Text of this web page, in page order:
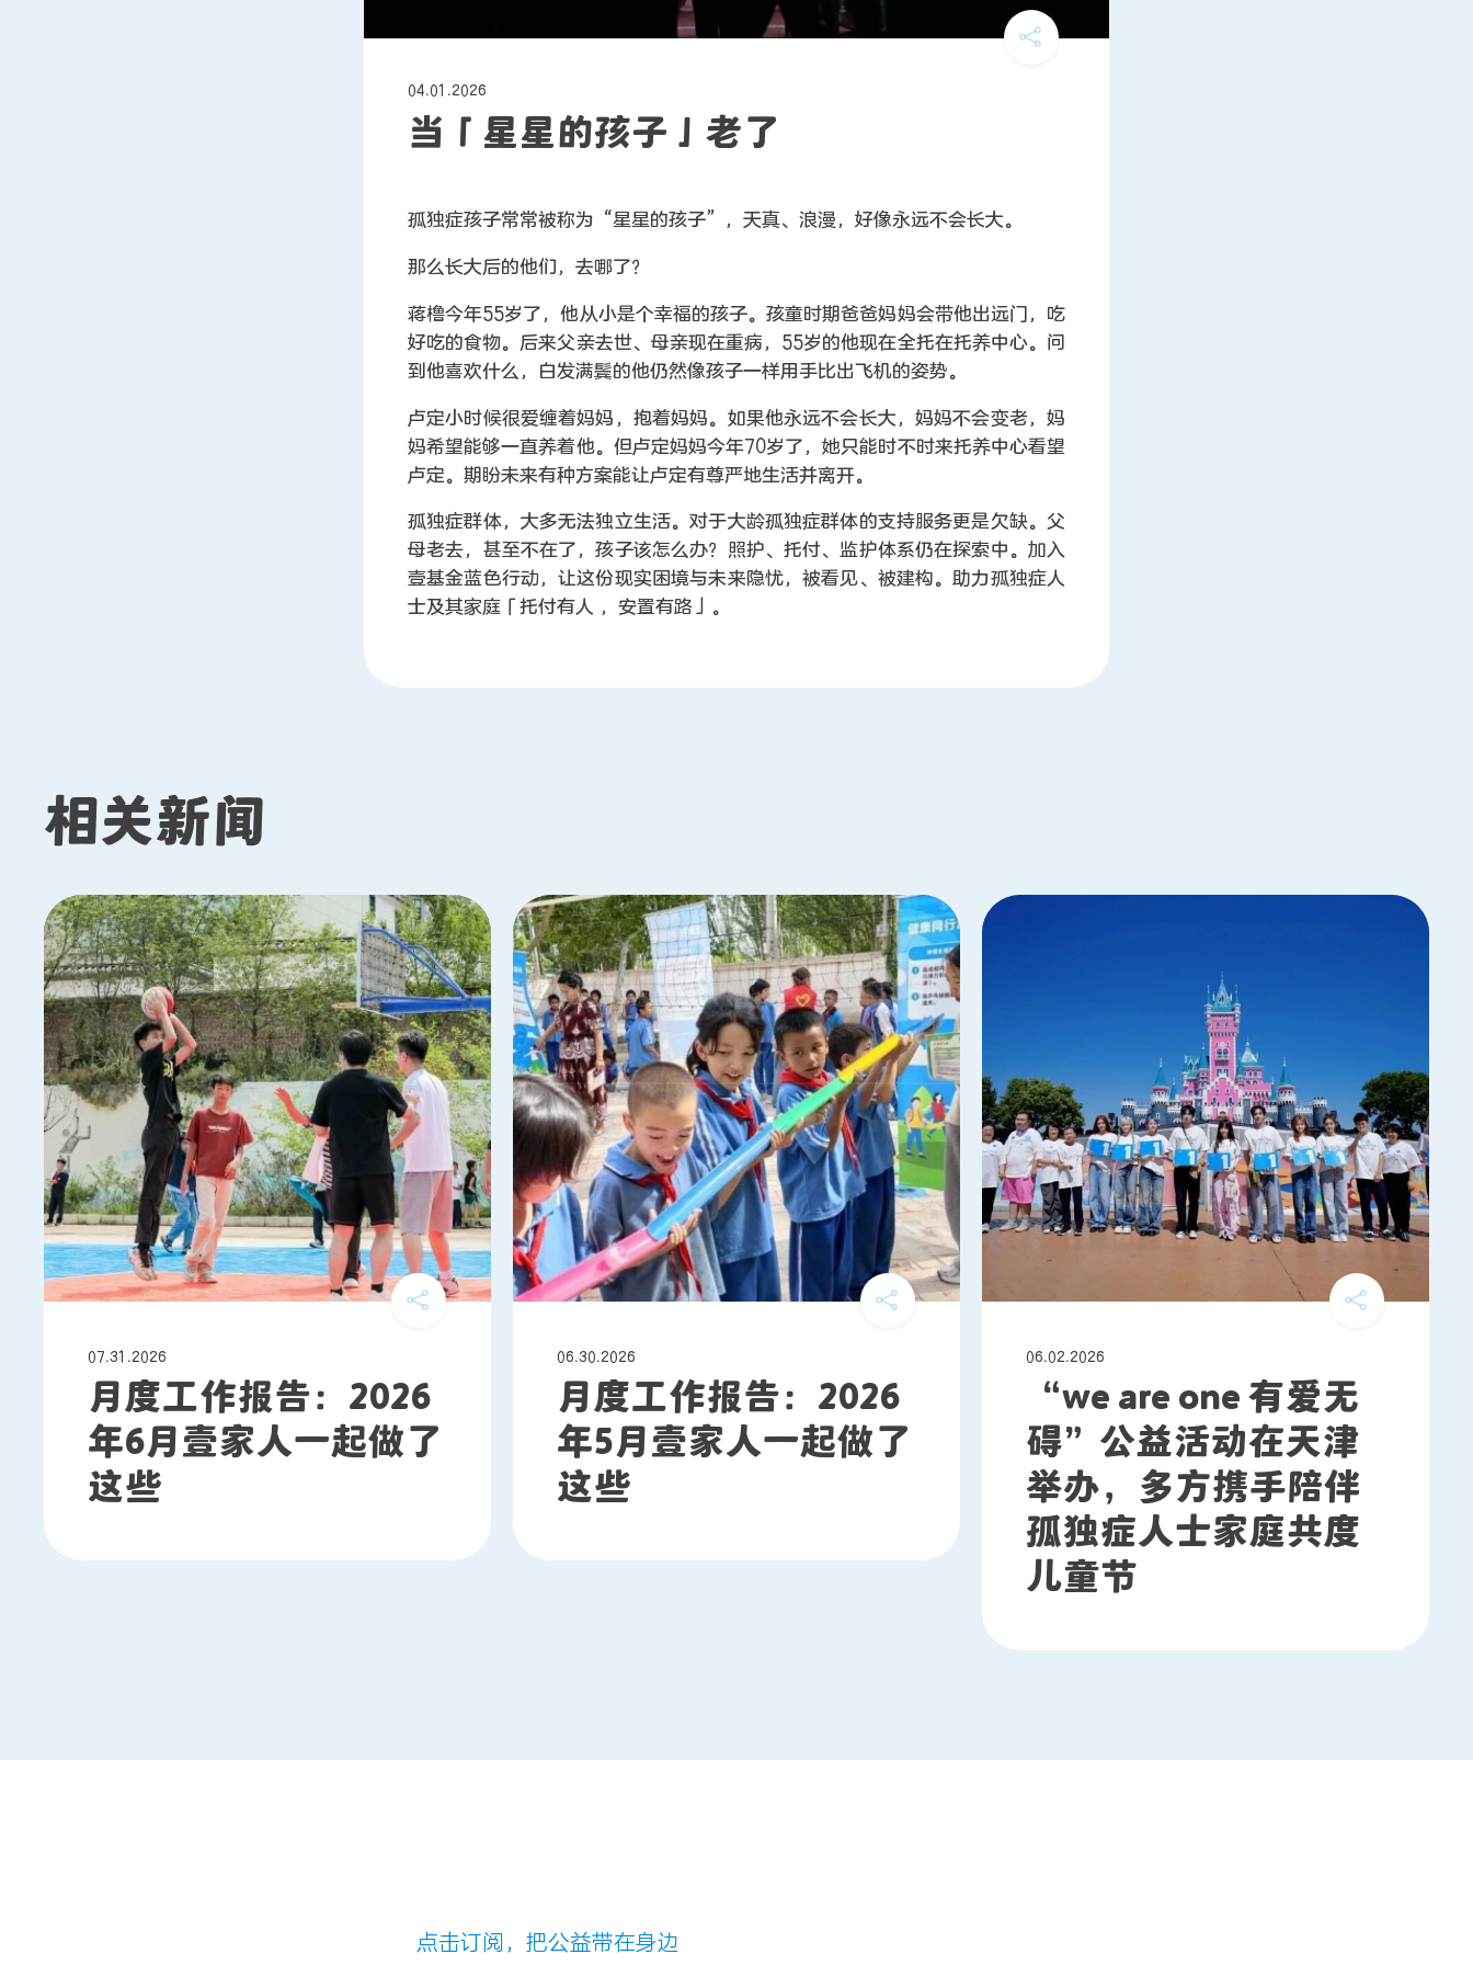
04.01.2026
当「星星的孩子」老了
孤独症孩子常常被称为“星星的孩子”，天真、浪漫，好像永远不会长大。
那么长大后的他们，去哪了？
蒋橹今年55岁了，他从小是个幸福的孩子。孩童时期爸爸妈妈会带他出远门，吃
好吃的食物。后来父亲去世、母亲现在重病，55岁的他现在全托在托养中心。问
到他喜欢什么，白发满鬓的他仍然像孩子一样用手比出飞机的姿势。
卢定小时候很爱缠着妈妈，抱着妈妈。如果他永远不会长大，妈妈不会变老，妈
妈希望能够一直养着他。但卢定妈妈今年70岁了，她只能时不时来托养中心看望
卢定。期盼未来有种方案能让卢定有尊严地生活并离开。
孤独症群体，大多无法独立生活。对于大龄孤独症群体的支持服务更是欠缺。父
母老去，甚至不在了，孩子该怎么办？照护、托付、监护体系仍在探索中。加入
壹基金蓝色行动，让这份现实困境与未来隐忧，被看见、被建构。助力孤独症人
士及其家庭「托付有人 ，安置有路」。
相关新闻
07.31.2026
月度工作报告：2026
年6月壹家人一起做了
这些
06.30.2026
月度工作报告：2026
年5月壹家人一起做了
这些
06.02.2026
“we are one 有爱无
碍”公益活动在天津
举办，多方携手陪伴
孤独症人士家庭共度
儿童节
点击订阅，把公益带在身边